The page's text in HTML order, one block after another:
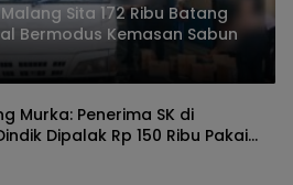
Sita 172 Ribu Batang
Bermodus Kemasan Sabun
Murka: Penerima SK di
Dipalak Rp 150 Ribu Pakai
KPK Turut Pantau